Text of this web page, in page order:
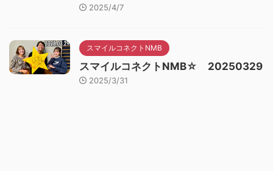
2025/4/7
スマイルコネクトNMB
スマイルコネクトNMB☆ 20250329
2025/3/31